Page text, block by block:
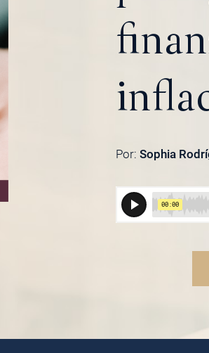
Por:Sophia